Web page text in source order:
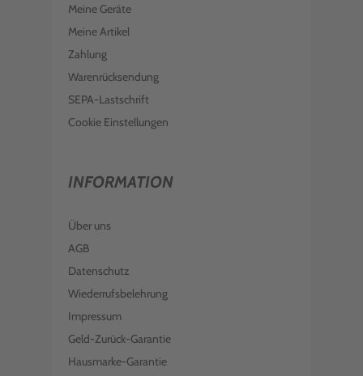
Meine Geräte
Meine Artikel
Zahlung
Warenrücksendung
SEPA-Lastschrift
Cookie Einstellungen
INFORMATION
Über uns
AGB
Datenschutz
Wiederrufsbelehrung
Impressum
Geld-Zurück-Garantie
Hausmarke-Garantie